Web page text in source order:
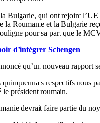
Bulgarie, qui ont rejoint l’UE
Roumanie et la Bulgarie
pour sa part que le
d’intégrer Schengen
qu’un nouveau rapport
respectifs nous
le président roumain.
devrait faire partie du